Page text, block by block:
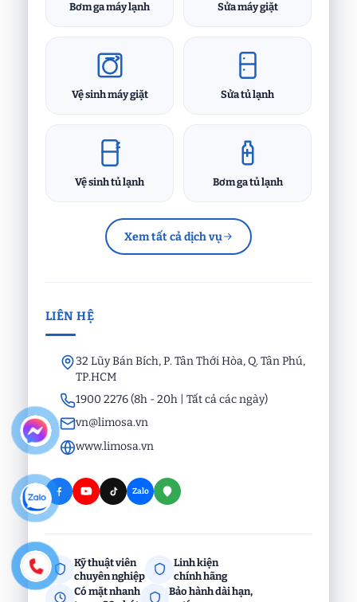
Bơm ga máy lạnh Sửa máy giặt
Vệ sinh máy giặt Sửa tủ lạnh
Vệ sinh tủ lạnh Bơm ga tủ lạnh
Xem tất cả dịch vụ
LIÊN HỆ
32 Lũy Bán Bích, P. Tân Thới Hòa, Q. Tân Phú,
TP.HCM
1900 2276 (8h - 20h | Tất cả các ngày)
vn@limosa.vn
www.limosa.vn
Zalo
Kỹ thuật viên
chuyên nghiệp
Linh kiện
chính hãng
Có mặt nhanh
Bảo hành dài hạn,